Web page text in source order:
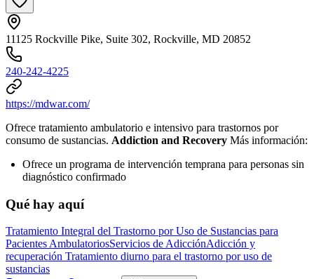
11125 Rockville Pike, Suite 302, Rockville, MD 20852
240-242-4225
https://mdwar.com/
Ofrece tratamiento ambulatorio e intensivo para trastornos por
consumo de sustancias. Addiction and Recovery Más información:
Ofrece un programa de intervención temprana para personas sin
diagnóstico confirmado
Qué hay aquí
Tratamiento Integral del Trastorno por Uso de Sustancias para
Pacientes AmbulatoriosServicios de AdicciónAdicción y
recuperación Tratamiento diurno para el trastorno por uso de
sustancias